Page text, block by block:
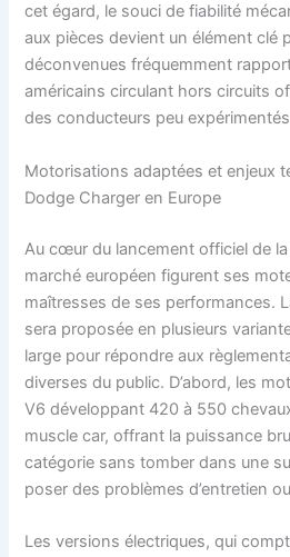
cet égard, le souci de fiabilité
aux pièces devient un élément clé
déconvenues fréquemment
américains circulant hors circuits
des conducteurs peu
Motorisations adaptées et enjeux
Dodge Charger en Europe
Au cœur du lancement officiel de
marché européen figurent ses
maîtresses de ses performances.
sera proposée en plusieurs
large pour répondre aux
diverses du public. D’abord, les
V6 développant 420 à 550
muscle car, offrant la puissance
catégorie sans tomber dans une
poser des problèmes d’entretien
Les versions électriques, qui